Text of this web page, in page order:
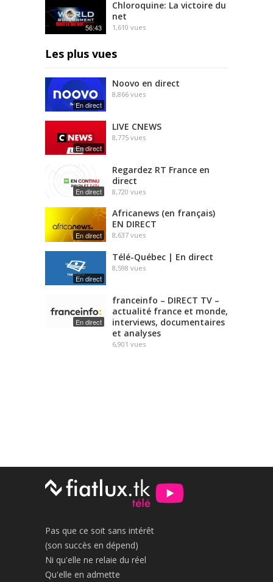
56:43
Chloroquine: La victoire du
net
1,610 vues
Les plus vues
En direct
Noovo en direct
8,866 vues
En direct
LIVE CNEWS
8,775 vues
En direct
Regardez RT France en
direct
8,720 vues
En direct
Africanews (en français)
EN DIRECT
8,637 vues
En direct
Télé-Québec | En direct
8,598 vues
En direct
franceinfo – DIRECT TV –
actualité france et monde,
interviews, documentaires
et analyses
6,901 vues
Pas que ce soit sans intérêt
(son succès en dépend)
Ni qu'elle ne relaie du réel
Qu'elle en admette